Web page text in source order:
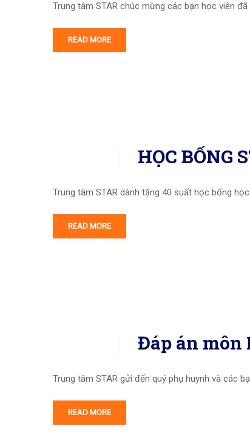
Trung tâm STAR chúc mừng các bạn học viên
READ MORE
HỌC BỔNG
Trung tâm STAR dành tặng 40 suất học bổng
READ MORE
Đáp án môn
Trung tâm STAR gửi đến quý phụ huynh và các
READ MORE